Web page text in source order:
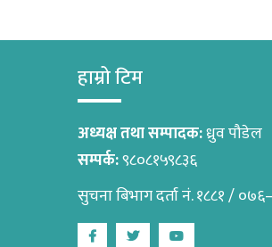
हाम्रो टिम
अध्यक्ष तथा सम्पादक:ध्रुव पौडेल
सम्पर्क:९८०८१५९८३६
सुचना बिभाग दर्ता नं. १८८१ /
FacebookTwitterYoutube